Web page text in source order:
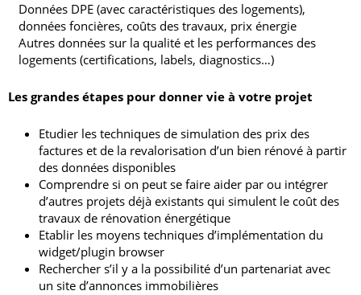
Données DPE (avec caractéristiques des logements),
données foncières, coûts des travaux, prix énergie
Autres données sur la qualité et les performances des
logements (certifications, labels, diagnostics…)
Les grandes étapes pour donner vie à votre projet
Etudier les techniques de simulation des prix des
factures et de la revalorisation d’un bien rénové à partir
des données disponibles
Comprendre si on peut se faire aider par ou intégrer
d’autres projets déjà existants qui simulent le coût des
travaux de rénovation énergétique
Etablir les moyens techniques d’implémentation du
widget/plugin browser
Rechercher s’il y a la possibilité d’un partenariat avec
un site d’annonces immobilières